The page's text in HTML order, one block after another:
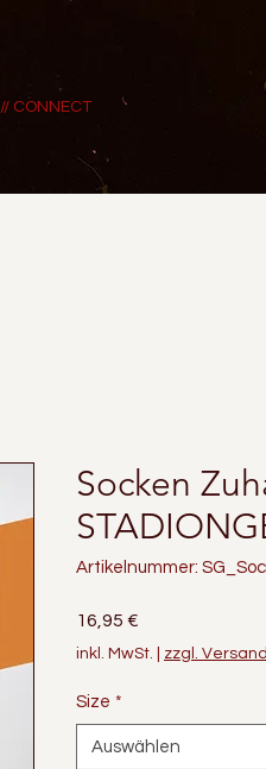
// CONNECT
Socken
Artikelnummer:
16,95 €
inkl. MwSt. zzgl. Versand
Size *
Auswählen